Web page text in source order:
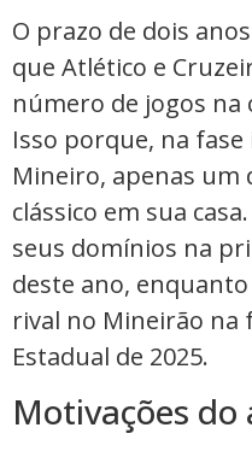
O prazo de dois
que Atlético e
número de jogos na
Isso porque, na
Mineiro, apenas um
clássico em sua
seus domínios na
deste ano,
rival no Mineirão na
Estadual de 2025.
Motivações do